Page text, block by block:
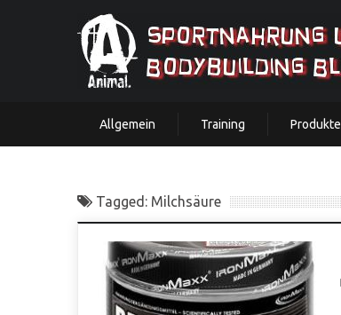
Allgemein Training Produkte
Tagged: Milchsäure